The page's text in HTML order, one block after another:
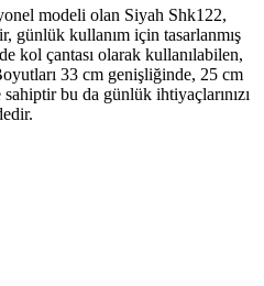
modeli olan Siyah Shk122,
günlük kullanım için tasarlanmış
kol çantası olarak kullanılabilen,
33 cm genişliğinde, 25 cm
bu da günlük ihtiyaçlarınızı